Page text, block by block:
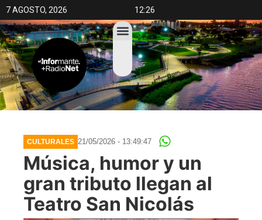
7 AGOSTO, 2026 12:26
CULTURALES 21/05/2026 - 13:49:47
Música, humor y un
gran tributo llegan al
Teatro San Nicolás